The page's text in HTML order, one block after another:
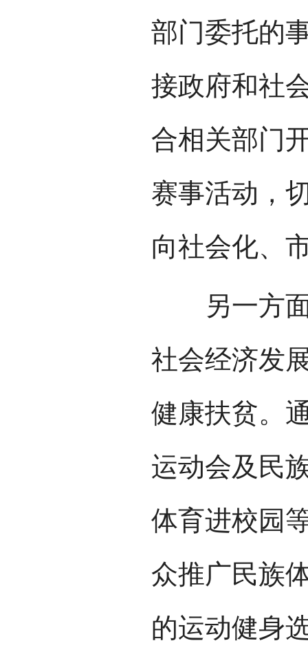
部门委托的
接政府和社
合相关部门
赛事活动，
向社会化、
另一方面
社会经济发
健康扶贫。
运动会及民
体育进校园
众推广民族
的运动健身